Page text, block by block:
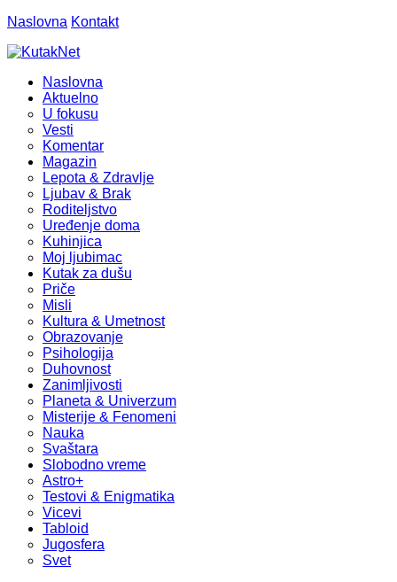
Naslovna Kontakt
Naslovna
Aktuelno
U fokusu
Vesti
Komentar
Magazin
Lepota & Zdravlje
Ljubav & Brak
Roditeljstvo
Uređenje doma
Kuhinjica
Moj ljubimac
Kutak za dušu
Priče
Misli
Kultura & Umetnost
Obrazovanje
Psihologija
Duhovnost
Zanimljivosti
Planeta & Univerzum
Misterije & Fenomeni
Nauka
Svaštara
Slobodno vreme
Astro+
Testovi & Enigmatika
Vicevi
Tabloid
Jugosfera
Svet